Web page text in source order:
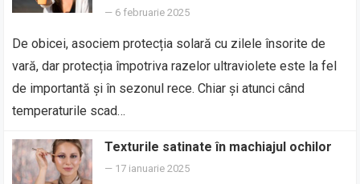
— 6 februarie 2025
De obicei, asociem protecția solară cu zilele însorite de
vară, dar protecția împotriva razelor ultraviolete este la fel
de importantă și în sezonul rece. Chiar și atunci când
temperaturile scad…
Texturile satinate în machiajul ochilor
— 17 ianuarie 2025